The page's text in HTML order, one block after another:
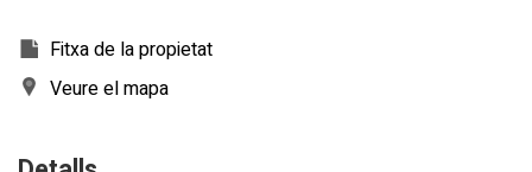
Fitxa de la propietat
Veure el mapa